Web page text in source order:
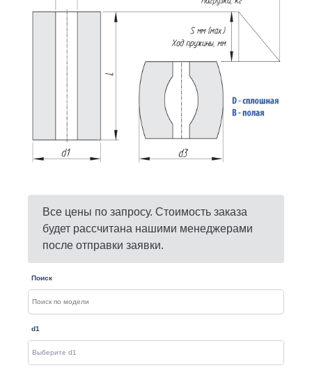
Все цены по запросу. Стоимость заказа
будет рассчитана нашими менеджерами
после отправки заявки.
Поиск
d1